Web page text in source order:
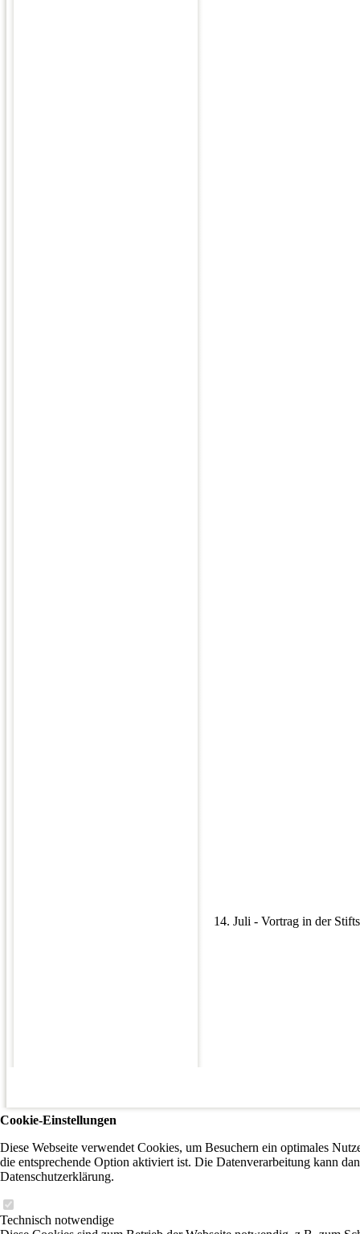
14. Juli - Vortrag in der
Cookie-Einstellungen
Diese Webseite verwendet Cookies, um Besuchern ein optimales
die entsprechende Option aktiviert ist. Die Datenverarbeitung kann
Datenschutzerklärung.
Technisch notwendige